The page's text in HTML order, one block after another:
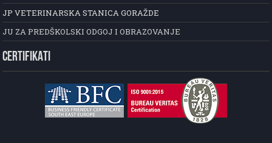
JP VETERINARSKA STANICA GORAŽDE
JU ZA PREDŠKOLSKI ODGOJ I OBRAZOVANJE
CERTIFIKATI